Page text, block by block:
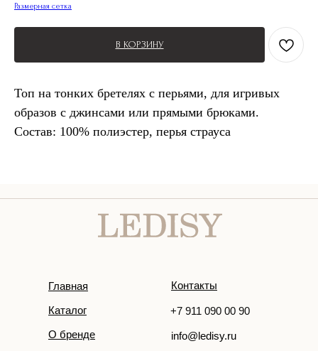
Размерная сетка
В КОРЗИНУ
Топ на тонких бретелях с перьями, для игривых
образов с джинсами или прямыми брюками.
Состав: 100% полиэстер, перья страуса
О бренде
Каталог
Главная Контакты
+7 911 090 00 90
info@ledisy.ru